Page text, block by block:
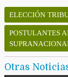
ELECCIÓN
POSTULANTES
Otras